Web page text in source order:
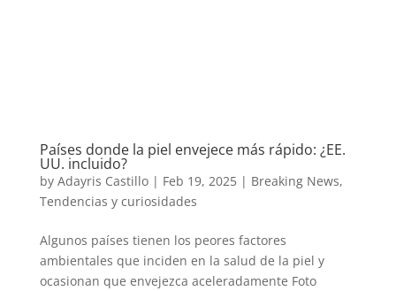
Países donde la piel envejece más rápido: ¿EE.
UU. incluido?
by Adayris Castillo| Feb 19, 2025| Breaking News,
Tendencias y curiosidades
Algunos países tienen los peores factores
ambientales que inciden en la salud de la piel y
ocasionan que envejezca aceleradamente Foto